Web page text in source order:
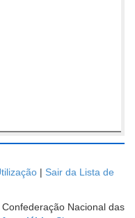
| Sair da Lista de
Nacional das